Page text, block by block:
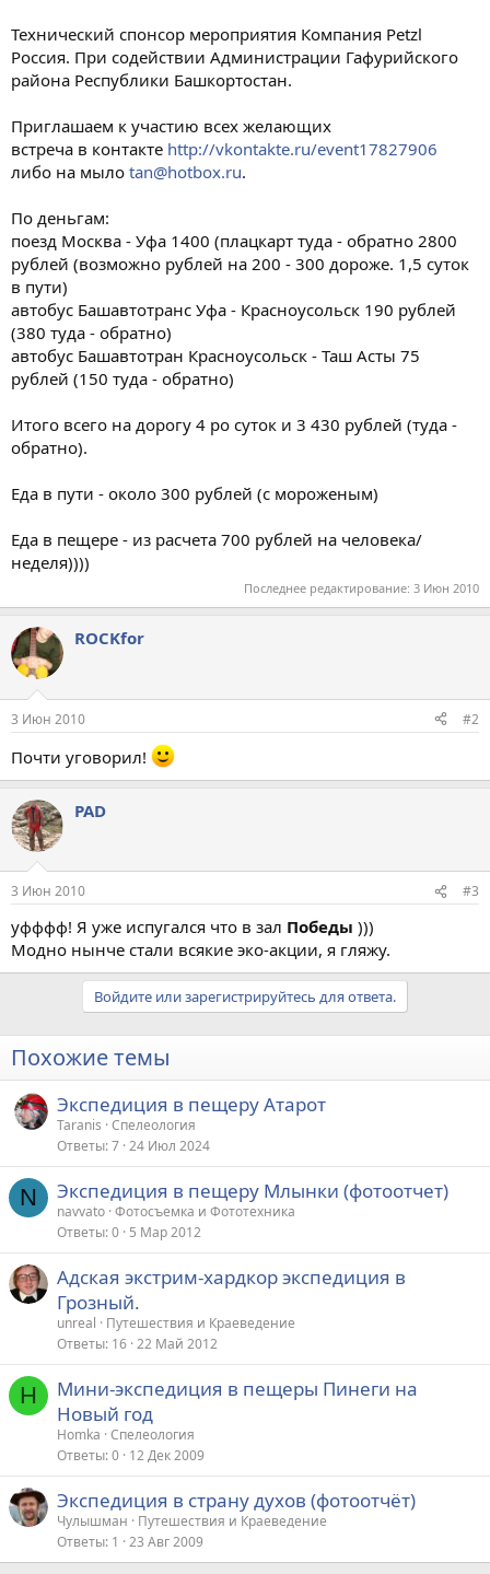
Технический спонсор мероприятия Компания Petzl
Россия. При содействии Администрации Гафурийского
района Республики Башкортостан.
Приглашаем к участию всех желающих
встреча в контакте http://vkontakte.ru/event17827906
либо на мыло tan@hotbox.ru.
По деньгам:
поезд Москва - Уфа 1400 (плацкарт туда - обратно 2800
рублей (возможно рублей на 200 - 300 дороже. 1,5 суток
в пути)
автобус Башавтотранс Уфа - Красноусольск 190 рублей
(380 туда - обратно)
автобус Башавтотран Красноусольск - Таш Асты 75
рублей (150 туда - обратно)
Итого всего на дорогу 4 ро суток и 3 430 рублей (туда -
обратно).
Еда в пути - около 300 рублей (с мороженым)
Еда в пещере - из расчета 700 рублей на человека/
неделя))))
Последнее редактирование: 3 Июн 2010
ROCKfor
3 Июн 2010 #2
Почти уговорил!
PAD
3 Июн 2010 #3
уфффф! Я уже испугался что в зал Победы )))
Модно нынче стали всякие эко-акции, я гляжу.
Войдите или зарегистрируйтесь для ответа.
Похожие темы
Экспедиция в пещеру Атарот
Taranis Спелеология
Ответы 7 24 Июл 2024
N Экспедиция в пещеру Млынки (фотоотчет)
navvato Фотосъемка и Фототехника
Ответы 0 5 Мар 2012
Адская экстрим-хардкор экспедиция в
Грозный.
unreal
Путешествия и Краеведение
Ответы 16 22 Май 2012
H
Мини-экспедиция в пещеры Пинеги на
Новый год
Homka Спелеология
Ответы 0 12 Дек 2009
Экспедиция в страну духов (фотоотчёт)
Чулышман
Путешествия и Краеведение
Ответы 1 23 Авг 2009